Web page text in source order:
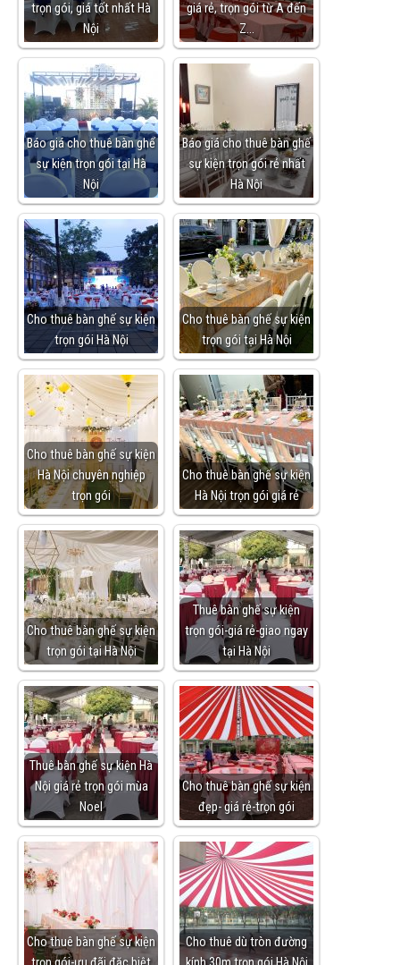
trọn gói, giá tốt nhất Hà
Nội
giá rẻ, trọn gói từ A đến
Z…
Báo giá cho thuê bàn ghế
sự kiện trọn gói tại Hà
Nội
Báo giá cho thuê bàn ghế
sự kiện trọn gói rẻ nhất
Hà Nội
Cho thuê bàn ghế sự kiện
trọn gói Hà Nội
Cho thuê bàn ghế sự kiện
trọn gói tại Hà Nội
Cho thuê bàn ghế sự kiện
Hà Nội chuyên nghiệp
trọn gói
Cho thuê bàn ghế sự kiện
Hà Nội trọn gói giá rẻ
Cho thuê bàn ghế sự kiện
trọn gói tại Hà Nội
Thuê bàn ghế sự kiện
trọn gói-giá rẻ-giao ngay
tại Hà Nội
Thuê bàn ghế sự kiện Hà
Nội giá rẻ trọn gói mùa
Noel
Cho thuê bàn ghế sự kiện
đẹp- giá rẻ-trọn gói
Cho thuê bàn ghế sự kiện
Cho thuê dù tròn đường